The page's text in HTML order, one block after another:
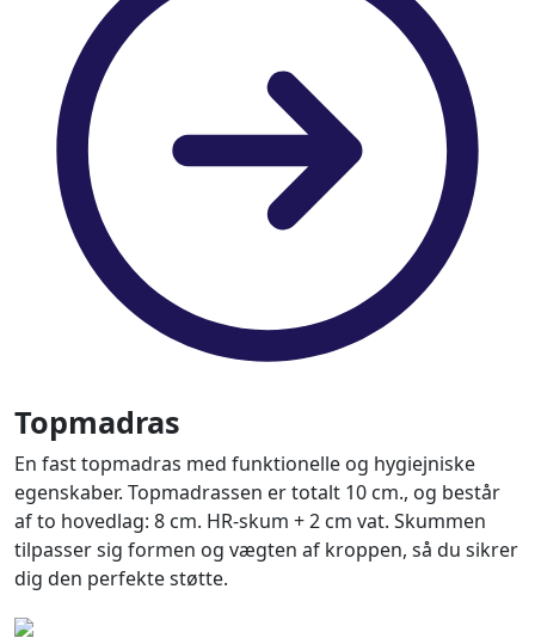
Topmadras
En fast topmadras med funktionelle og hygiejniske
egenskaber. Topmadrassen er totalt 10 cm., og består
af to hovedlag: 8 cm. HR-skum + 2 cm vat. Skummen
tilpasser sig formen og vægten af kroppen, så du sikrer
dig den perfekte støtte.